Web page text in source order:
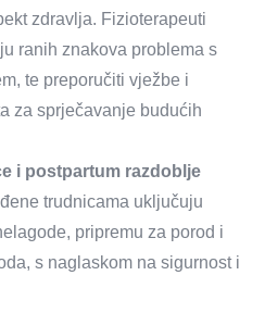
zdravlja. Fizioterapeuti
ranih znakova problema s
te preporučiti vježbe i
za sprječavanje budućih
i postpartum razdoblje
trudnicama uključuju
pripremu za porod i
s naglaskom na sigurnost i